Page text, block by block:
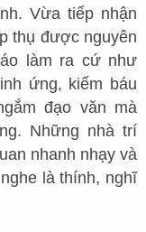
Vừa tiếp nhận
thụ được nguyên
làm ra cứ như
ứng, kiếm báu
đạo văn mà
Những nhà trí
nhanh nhạy và
là thính, nghĩ